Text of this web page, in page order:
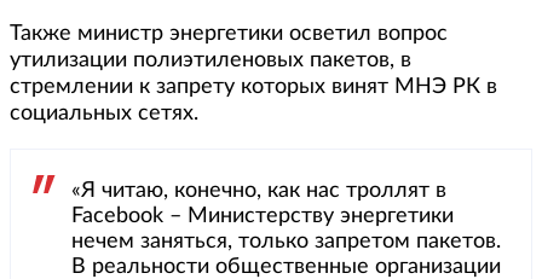
Также министр энергетики осветил вопрос
утилизации полиэтиленовых пакетов, в
стремлении к запрету которых винят МНЭ РК в
социальных сетях.
«Я читаю, конечно, как нас троллят в
Facebook – Министерству энергетики
нечем заняться, только запретом пакетов.
В реальности общественные организации